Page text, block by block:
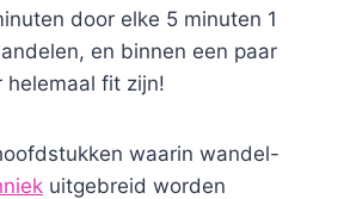
door elke 5 minuten 1
en binnen een paar
helemaal fit zijn!
waarin wandel-
uitgebreid worden